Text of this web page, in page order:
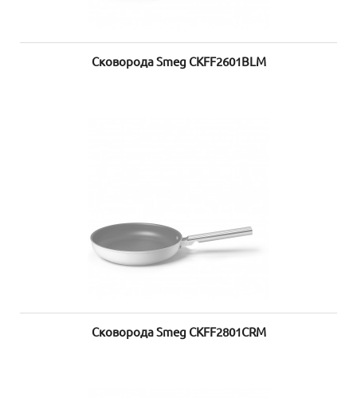
Сковорода Smeg CKFF2601BLM
Сковорода Smeg CKFF2801CRM